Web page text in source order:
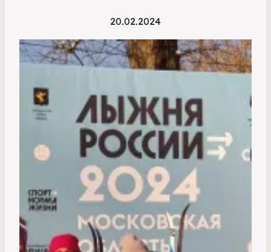
20.02.2024